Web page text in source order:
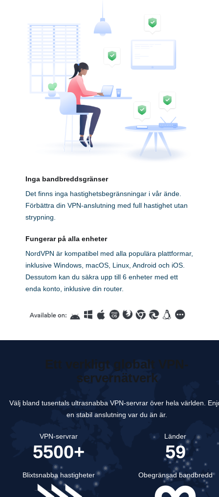
Inga bandbreddsgränser
Det finns inga hastighetsbegränsningar i vår ände.
Förbättra din VPN-anslutning med full hastighet utan
strypning.
Fungerar på alla enheter
NordVPN är kompatibel med alla populära plattformar,
inklusive Windows, macOS, Linux, Android och iOS.
Dessutom kan du säkra upp till 6 enheter med ett
enda konto, inklusive din router.
Ett verkligt globalt VPN-
servernätverk
Välj bland tusentals ultrasnabba VPN-servrar över hela världen.
en stabil anslutning var du än är.
VPN-servrar
5500+
Länder
59
Blixtsnabba hastigheter Obegränsad bandbredd